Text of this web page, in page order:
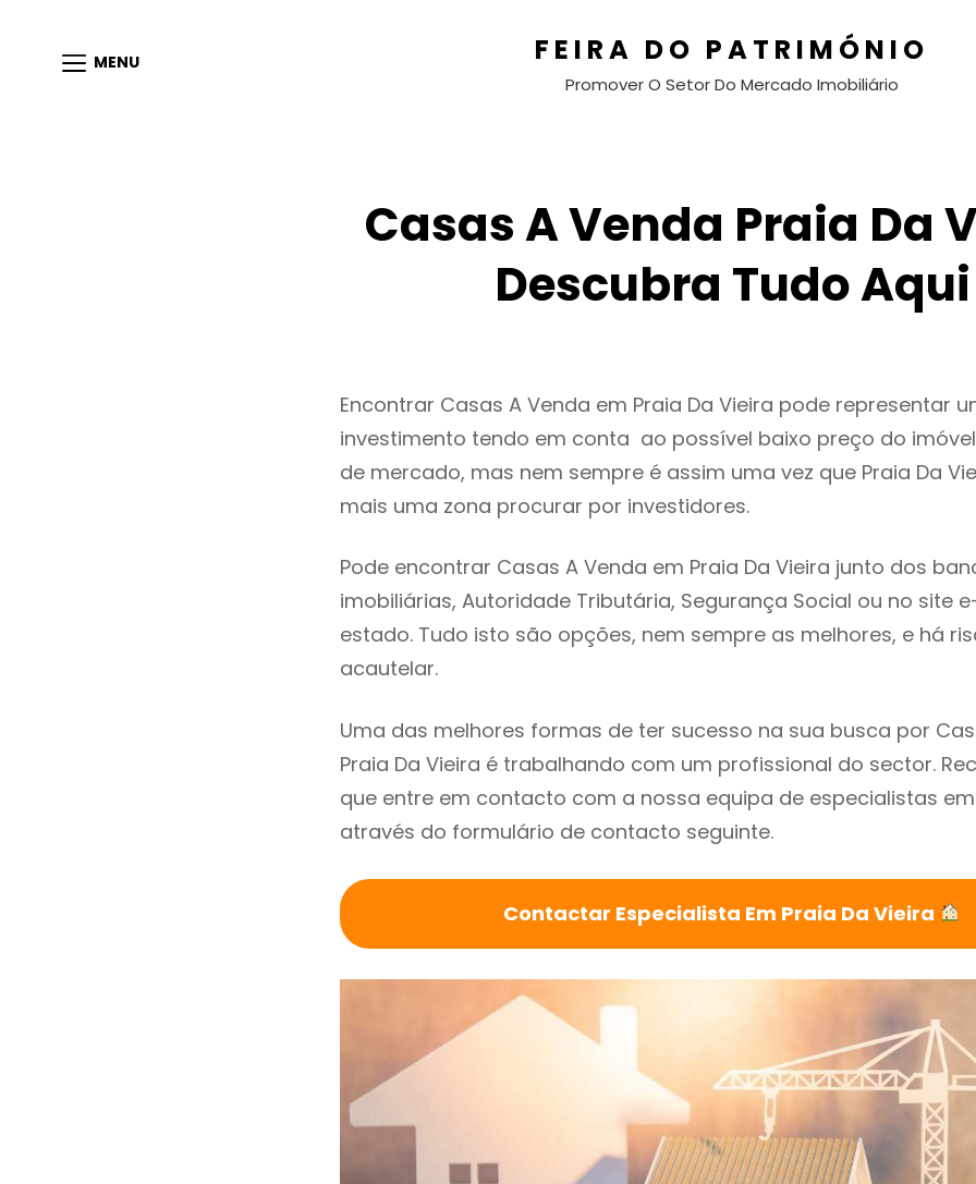
MENU FEIRA DO PATRIMÓNIO
Promover O Setor Do Mercado Imobiliário
Casas A Venda Praia Da
Descubra Tudo Aqui
Encontrar Casas A Venda em Praia Da Vieira pode representar
investimento tendo em conta ao possível baixo preço do
de mercado, mas nem sempre é assim uma vez que Praia Da
mais uma zona procurar por investidores.
Pode encontrar Casas A Venda em Praia Da Vieira junto dos
imobiliárias, Autoridade Tributária, Segurança Social ou no site
estado. Tudo isto são opções, nem sempre as melhores, e há
acautelar.
Uma das melhores formas de ter sucesso na sua busca por
Praia Da Vieira é trabalhando com um profissional do sector.
que entre em contacto com a nossa equipa de especialistas em
através do formulário de contacto seguinte.
Contactar Especialista Em Praia Da Vieira